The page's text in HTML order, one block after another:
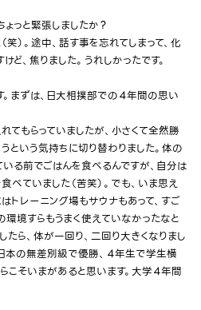
っと緊張しましたか？
）。途中、話す事を忘れてしまって、化
、焦りました。うれしかったです。
まずは、日大相撲部での４年間の思い
もらっていましたが、小さくて全然勝
という気持ちに切り替わりました。体の
る前でごはんを食べるんですが、自分は
べていました（苦笑）。でも、いま思え
トレーニング場もサウナもあって、すご
境すらもうまく使えていなかったなと
たら、体が一回り、二回り大きくなりまし
本の無差別級で優勝、４年生で学生横
こそいまがあると思います。大学４年間